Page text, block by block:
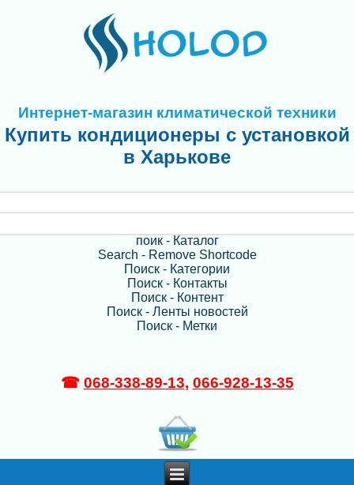
Интернет-магазин климатической техники
Купить кондиционеры с установкой
в Харькове
поик - Каталог
Search - Remove Shortcode
Поиск - Категории
Поиск - Контакты
Поиск - Контент
Поиск - Ленты новостей
Поиск - Метки
☎ 068-338-89-13, 066-928-13-35